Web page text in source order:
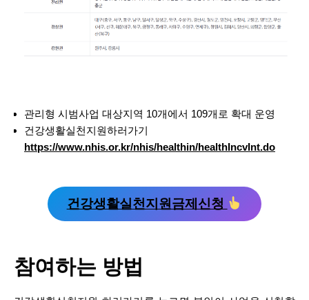
관리형 시범사업 대상지역 10개에서 109개로 확대 운영
건강생활실천지원하러가기
https://www.nhis.or.kr/nhis/healthin/healthIncvInt.do
건강생활실천지원금제신청
참여하는 방법